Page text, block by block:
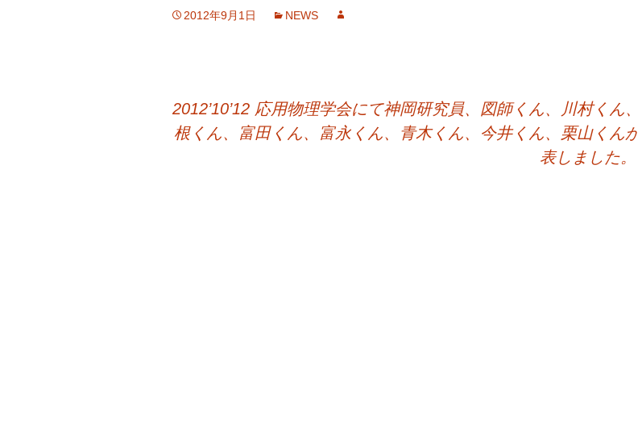
2012年9月1日 NEWS
2012’10’12 応用物理学会にて神岡研究員、図師くん、川村くん
根くん、富田くん、富永くん、青木くん、今井くん、栗山くん
表しました。